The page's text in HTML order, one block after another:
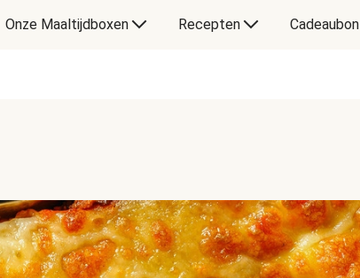
Onze Maaltijdboxen Recepten Cadeaubon